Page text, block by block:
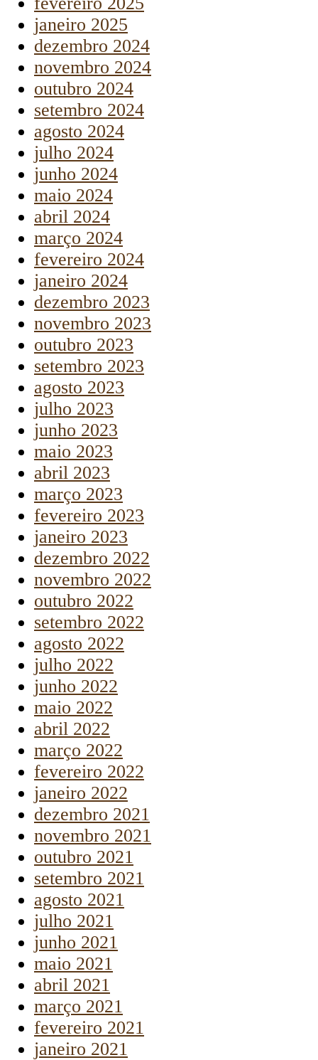
janeiro 2025
dezembro 2024
novembro 2024
outubro 2024
setembro 2024
agosto 2024
julho 2024
junho 2024
maio 2024
abril 2024
março 2024
fevereiro 2024
janeiro 2024
dezembro 2023
novembro 2023
outubro 2023
setembro 2023
agosto 2023
julho 2023
junho 2023
maio 2023
abril 2023
março 2023
fevereiro 2023
janeiro 2023
dezembro 2022
novembro 2022
outubro 2022
setembro 2022
agosto 2022
julho 2022
junho 2022
maio 2022
abril 2022
março 2022
fevereiro 2022
janeiro 2022
dezembro 2021
novembro 2021
outubro 2021
setembro 2021
agosto 2021
julho 2021
junho 2021
maio 2021
abril 2021
março 2021
fevereiro 2021
janeiro 2021